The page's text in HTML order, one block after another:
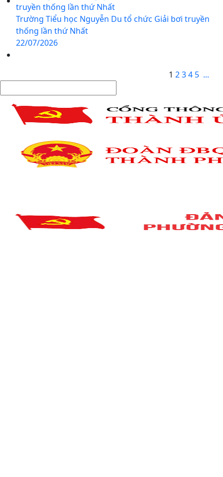
Trường Tiểu học Nguyễn Du tổ chức Giải bơi truyền
thống lần thứ Nhất
22/07/2026
1 234 5 ...